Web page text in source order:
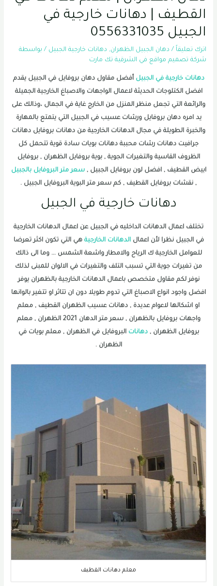
القطيف | دهانات خارجية في
الجبيل 0556331035
اترك تعليقاً / دهان الجبيل الظهران, دهانات خارجية الجبيل / بواسطة
شركة تصميم مواقع في الشرقية تك مارت
دهانات خارجية في الجبيل أفضل مقاول دهان بروفايل في الجبيل يقدم
افضل الكتلوجات الحديثة لاعمال الواجهات والاصباغ الخارجية الجميلة
والرائعة التي تجعل منظر المنزل من الخارج غاية في الجمال ،وذالك على
يد امره دهان بروفايل ورشات عسيب في الجبيل التي يتمتع بالمهارة
والخبرة الطويلة في مجال الدهانات الخارجية من دهانات بروفايل دهانات
جرافيت دهانات رشات محببة دهانات بويات سادة قوية تتحمل كل
الظروف القاسية والتغيرات الجوية , بوية بروفايل الظهران , بروفايل
ابيض القطيف , افضل لون بروفايل الجبيل ,سعر متر البروفايل بالجبيل
, نقشات بروفايل القطيف , كم سعر متر البوية البروفايل الجبيل .
دهانات خارجية في الجبيل
تختلف اعمال الدهانات الداخليه في الجبيل عن اعمال الدهانات الخارجية
في الجبيل نظرا لأن اعمال الدهانات الخارجية هي التي تكون اكثر تعرضا
للعوامل الخارجية ك الرياح والامطار واشعة الشمس … وما الى ذالك
من تغيرات جوية التي تسبب التلف والتغيرات في الالوان للمبنى لذلك
نوفر لكم مقاول متخصص باعمال الدهانات الخارجية بالظهران يوفر
افضل واجود انواع الاصباغ التي تدوم طويلا دون ان تتاثر او تتغير بالوانها
او اشكالها لاعوام عديدة , دهانات عسيب الظهران القطيف , معلم
واجهات بروفايل بالظهران , سعر متر الدهان 2021 الظهران , معلم
بروفايل الظهران ,دهانات البروفايل في الظهران , معلم بويات في
الظهران .
معلم دهانات القطيف